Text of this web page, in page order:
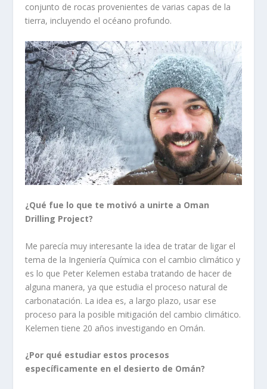
conjunto de rocas provenientes de varias capas de la
tierra, incluyendo el océano profundo.
¿Qué fue lo que te motivó a unirte a Oman
Drilling Project?
Me parecía muy interesante la idea de tratar de ligar el
tema de la Ingeniería Química con el cambio climático y
es lo que Peter Kelemen estaba tratando de hacer de
alguna manera, ya que estudia el proceso natural de
carbonatación. La idea es, a largo plazo, usar ese
proceso para la posible mitigación del cambio climático.
Kelemen tiene 20 años investigando en Omán.
¿Por qué estudiar estos procesos
específicamente en el desierto de Omán?